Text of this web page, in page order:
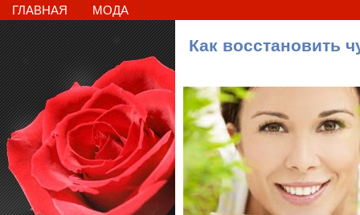
ГЛАВНАЯ МОДА
Как восстановить